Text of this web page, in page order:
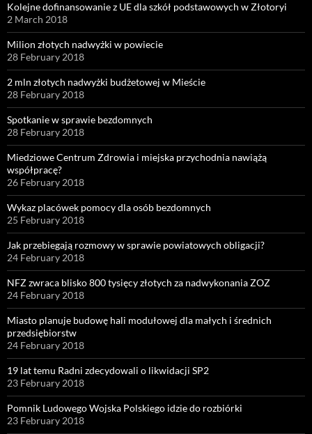
Kolejne dofinansowanie z UE dla szkół podstawowych w Złotoryi
2 March 2018
Milion złotych nadwyżki w powiecie
28 February 2018
2 mln złotych nadwyżki budżetowej w Mieście
28 February 2018
Spotkanie w sprawie bezdomnych
28 February 2018
Miedziowe Centrum Zdrowia i miejska przychodnia nawiążą
współpracę?
26 February 2018
Wykaz placówek pomocy dla osób bezdomnych
25 February 2018
Jak przebiegają rozmowy w sprawie powiatowych obligacji?
24 February 2018
NFZ zwraca blisko 800 tysięcy złotych za nadwykonania ZOZ
24 February 2018
Miasto planuje budowę hali modułowej dla małych i średnich
przedsiębiorstw
24 February 2018
19 lat temu Radni zdecydowali o likwidacji SP2
23 February 2018
Pomnik Ludowego Wojska Polskiego idzie do rozbiórki
23 February 2018